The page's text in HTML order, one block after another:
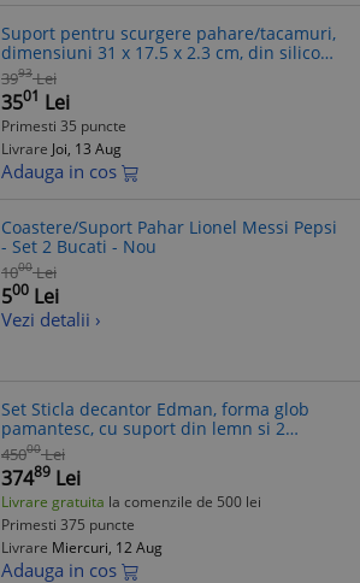
Suport pentru scurgere pahare/tacamuri,
dimensiuni 31 x 17.5 x 2.3 cm, din silicon,
antiderapant, se curata usor, alb
3993 Lei
3501 Lei
Primesti 35 puncte
Livrare Joi, 13 Aug
Adauga in cos
Coastere/Suport Pahar Lionel Messi Pepsi
- Set 2 Bucati - Nou
1000 Lei
500 Lei
Vezi detalii ›
Set Sticla decantor Edman, forma glob
pamantesc, cu suport din lemn si 2
pahare pentru vin, Visiniu
45000 Lei
37489 Lei
Livrare gratuita la comenzile de 500 lei
Primesti 375 puncte
Livrare Miercuri, 12 Aug
Adauga in cos